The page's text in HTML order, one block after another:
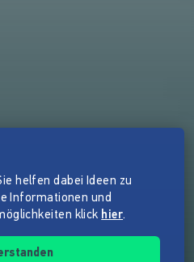
helfen dabei Ideen zu
Informationen und
klick hier.